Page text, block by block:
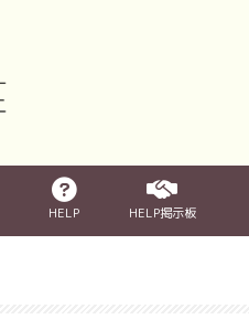
HELP HELP掲示板